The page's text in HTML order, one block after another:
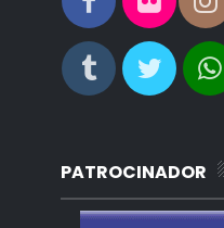
PATROCINADOR